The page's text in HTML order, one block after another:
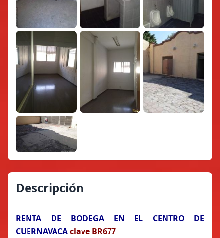
Descripción
RENTA DE BODEGA EN EL CENTRO DE
CUERNAVACAclave BR677